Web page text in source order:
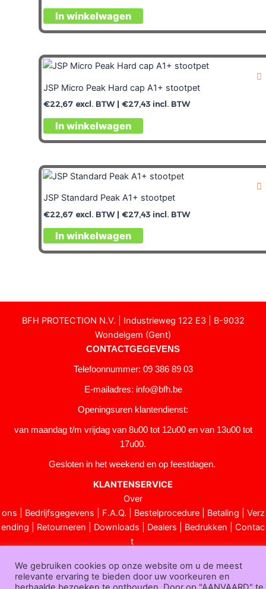
In winkelwagen
JSP Micro Peak Hard cap A1+ stootpet
€22,67 excl. BTW | €27,43 incl. BTW
In winkelwagen
JSP Standard Peak A1+ stootpet
€22,67 excl. BTW | €27,43 incl. BTW
In winkelwagen
BFH PROTECTION N.V. | Industrieweg 122 E3 | B-9032
Wondelgem (Gent)
CONTACTGEGEVENS
Telefoonnummer: 09 386 89 03
E-mailadres: info@bfh.be
Openingsuren klantendienst:
van maandag t/m vrijdag van 8u00 tot 12u00 en van 13u00 tot
17u00.
Gesloten in het weekend en op feestdagen.
KLANTENSERVICE
Over
ons
Bedrijfsgegevens F.A.Q. Bestelprocedure| Betaling
Verz
ending
Retourneren Downloads Dealers Bedrukken
Contac
t
Bfh.be © 2025
We gebruiken cookies op onze website om u de meest
relevante ervaring te bieden door uw voorkeuren en